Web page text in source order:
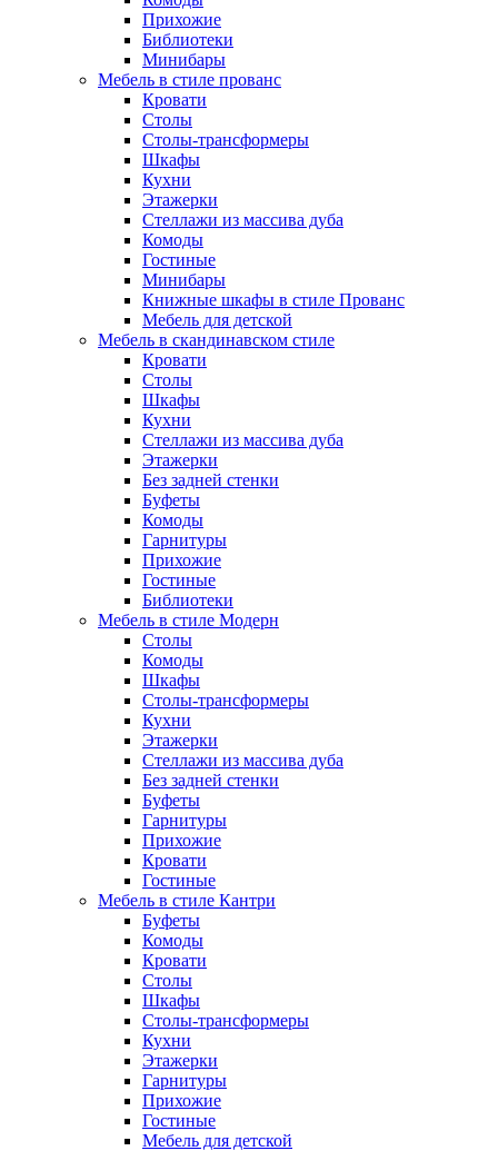
Прихожие
Библиотеки
Минибары
Мебель в стиле прованс
Кровати
Столы
Столы-трансформеры
Шкафы
Кухни
Этажерки
Стеллажи из массива дуба
Комоды
Гостиные
Минибары
Книжные шкафы в стиле Прованс
Мебель для детской
Мебель в скандинавском стиле
Кровати
Столы
Шкафы
Кухни
Стеллажи из массива дуба
Этажерки
Без задней стенки
Буфеты
Комоды
Гарнитуры
Прихожие
Гостиные
Библиотеки
Мебель в стиле Модерн
Столы
Комоды
Шкафы
Столы-трансформеры
Кухни
Этажерки
Стеллажи из массива дуба
Без задней стенки
Буфеты
Гарнитуры
Прихожие
Кровати
Гостиные
Мебель в стиле Кантри
Буфеты
Комоды
Кровати
Столы
Шкафы
Столы-трансформеры
Кухни
Этажерки
Гарнитуры
Прихожие
Гостиные
Мебель для детской